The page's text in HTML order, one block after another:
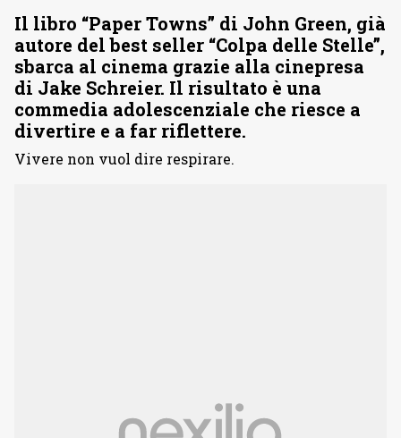
Il libro “Paper Towns” di John Green, già
autore del best seller “Colpa delle Stelle”,
sbarca al cinema grazie alla cinepresa
di Jake Schreier. Il risultato è una
commedia adolescenziale che riesce a
divertire e a far riflettere.
Vivere non vuol dire respirare.